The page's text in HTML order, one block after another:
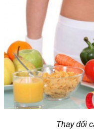
Thay đổi